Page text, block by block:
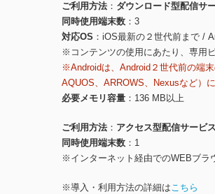
ご利用方法
ダウンロード型配信サ
同時使用端末数
3
対応OS
iOS最新の２世代前まで /
※コンテンツの使用にあたり、専用
※Androidは、Android２世代前の端
AQUOS、ARROWS、Nexusなど）
必要メモリ容量
136 MB以上
ご利用方法
アクセス型配信サービ
同時使用端末数
1
※インターネット経由でのWEBブラ
※導入・利用方法の詳細はこちら